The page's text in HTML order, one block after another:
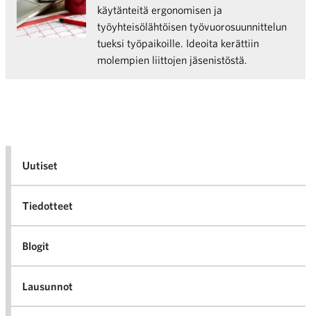
käytänteitä ergonomisen ja
työyhteisölähtöisen työvuorosuunnittelun
tueksi työpaikoille. Ideoita kerättiin
molempien liittojen jäsenistöstä.
Uutiset
Tiedotteet
Blogit
Lausunnot